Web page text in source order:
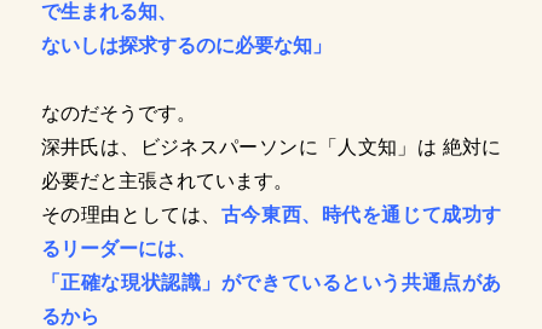
で生まれる知、
ないしは探求するのに必要な知」
なのだそうです。
深井氏は、ビジネスパーソンに「人文知」は 絶対に
必要だと主張されています。
その理由としては、 古今東西、時代を通じて成功す
るリーダーには、
「正確な現状認識」ができているという共通点があ
るから